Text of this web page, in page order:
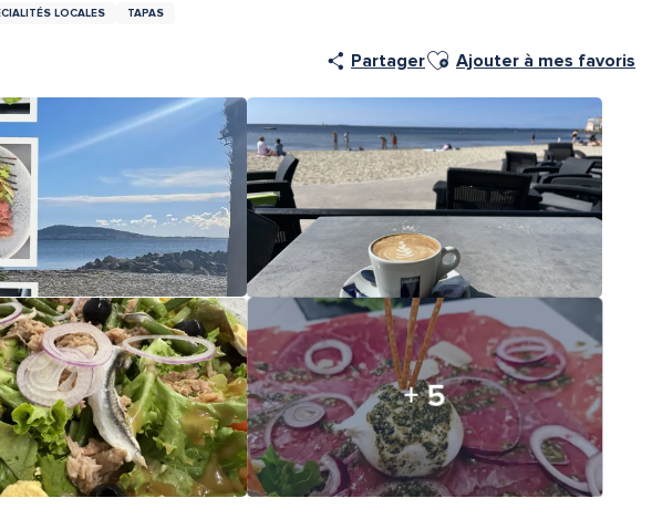
LOCALES TAPAS
PartagerAjouter aux favoris
Ajouter à mes favoris
+ 5